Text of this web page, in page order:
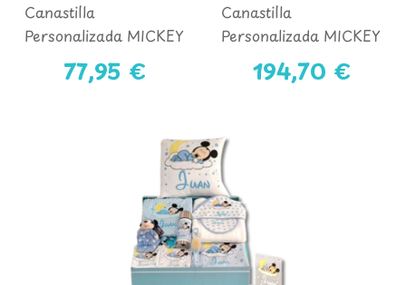
Canastilla
Personalizada MICKEY
Mod. 277,95 €
Canastilla
Personalizada MICKEY
Mod. 3194,70 €